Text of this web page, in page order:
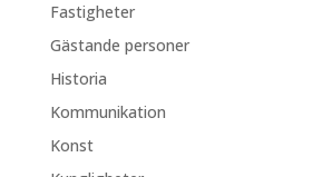
Fastigheter
Gästande personer
Historia
Kommunikation
Konst